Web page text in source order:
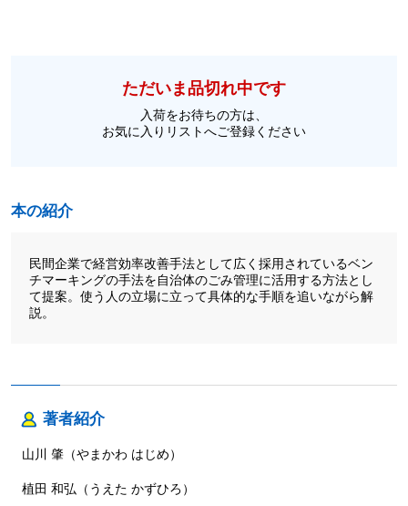
ただいま品切れ中です
入荷をお待ちの方は、
お気に入りリストへご登録ください
本の紹介
民間企業で経営効率改善手法として広く採用されているベン
チマーキングの手法を自治体のごみ管理に活用する方法とし
て提案。使う人の立場に立って具体的な手順を追いながら解
説。
著者紹介
山川 肇（やまかわ はじめ）
植田 和弘（うえた かずひろ）